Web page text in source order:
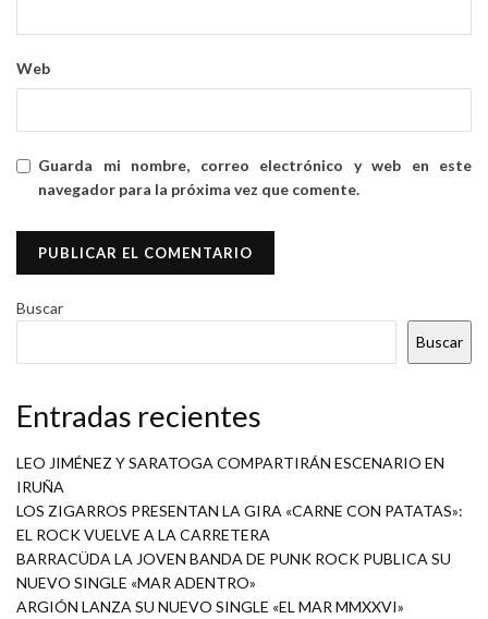
Web
Guarda mi nombre, correo electrónico y web en este
navegador para la próxima vez que comente.
Buscar
Buscar
Entradas recientes
LEO JIMÉNEZ Y SARATOGA COMPARTIRÁN ESCENARIO EN
IRUÑA
LOS ZIGARROS PRESENTAN LA GIRA «CARNE CON PATATAS»:
EL ROCK VUELVE A LA CARRETERA
BARRACÜDA LA JOVEN BANDA DE PUNK ROCK PUBLICA SU
NUEVO SINGLE «MAR ADENTRO»
ARGIÓN LANZA SU NUEVO SINGLE «EL MAR MMXXVI»